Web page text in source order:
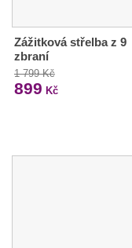
Zážitková střelba z 9
zbraní
1 799 Kč
899 Kč